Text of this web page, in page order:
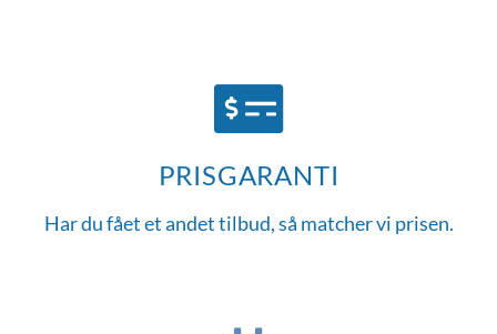
PRISGARANTI
Har du fået et andet tilbud, så matcher vi prisen.